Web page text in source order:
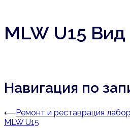
MLW U15 Вид
Навигация по
⟵Ремонт и реставрация
MLW U15